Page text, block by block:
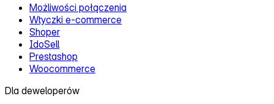
Możliwości połączenia
Wtyczki e‑commerce
Shoper
IdoSell
Prestashop
Woocommerce
Dla deweloperów